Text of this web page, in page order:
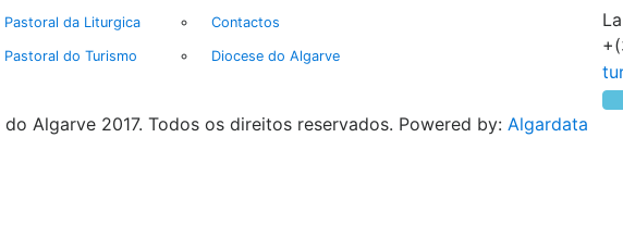
Pastoral da Liturgica
Pastoral do Turismo
Contactos
Diocese do Algarve
Algarve 2017. Todos os direitos reservados. Powered by: Algardata